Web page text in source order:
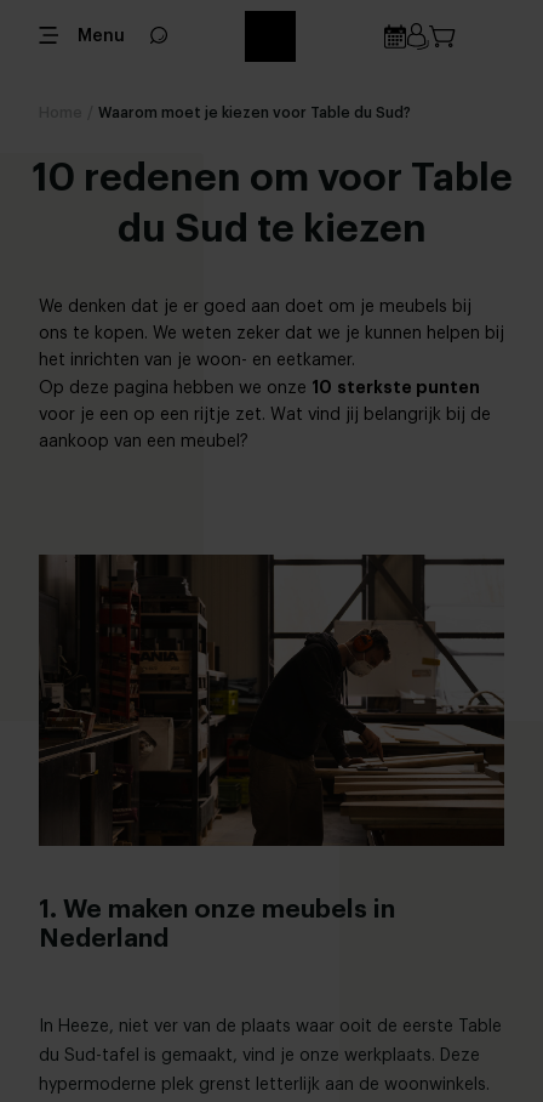
Menu
Waarom moet je kiezen voor Table du Sud?
10 redenen om voor Table
du Sud te kiezen
We denken dat je er goed aan doet om je meubels bij
ons te kopen. We weten zeker dat we je kunnen helpen bij
het inrichten van je woon- en eetkamer.
Op deze pagina hebben we onze 10 sterkste punten
voor je een op een rijtje zet. Wat vind jij belangrijk bij de
aankoop van een meubel?
1. We maken onze meubels in
Nederland
In Heeze, niet ver van de plaats waar ooit de eerste Table
du Sud-tafel is gemaakt, vind je onze werkplaats. Deze
hypermoderne plek grenst letterlijk aan de woonwinkels.